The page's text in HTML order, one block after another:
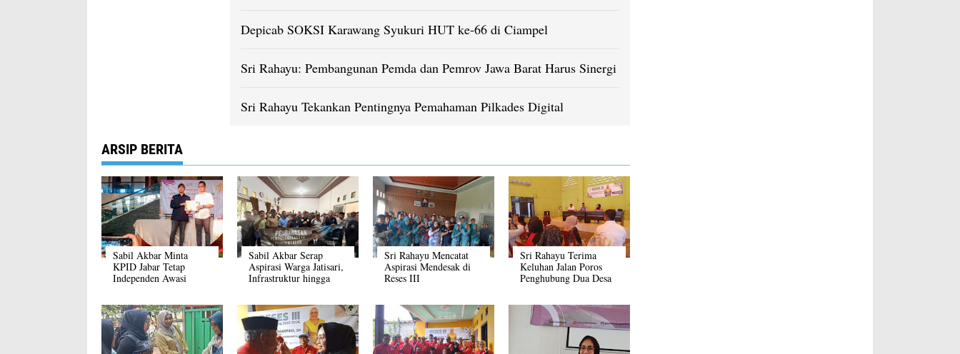
Depicab SOKSI Karawang Syukuri HUT ke‑66 di Ciampel
Sri Rahayu: Pembangunan Pemda dan Pemrov Jawa Barat Harus Sinergi
Sri Rahayu Tekankan Pentingnya Pemahaman Pilkades Digital ‎
ARSIP BERITA
Sabil Akbar Minta
KPID Jabar Tetap
Independen Awasi
Sabil Akbar Serap
Aspirasi Warga Jatisari,
Infrastruktur hingga
Sri Rahayu Mencatat
Aspirasi Mendesak di
Reses III
Sri Rahayu Terima
Keluhan Jalan Poros
Penghubung Dua Desa